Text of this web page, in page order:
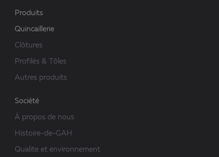
Produits
Quincaillerie
Clôtures
Profilés & Tôles
Autres produits
Société
À propos de nous
Histoire-de-GAH
Qualite et environnement